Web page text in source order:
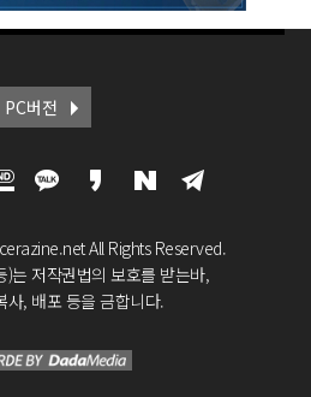
PC버전
All Rights Reserved.
)는 저작권법의 보호를 받는바,
사, 배포 등을 금합니다.